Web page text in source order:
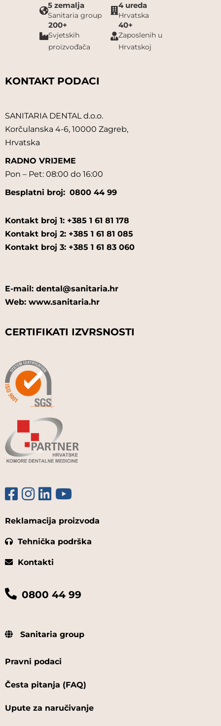
5 zemalja
Sanitaria group
4 ureda
Hrvatska
200+
Svjetskih
proizvođača
40+
Zaposlenih u
Hrvatskoj
KONTAKT PODACI
SANITARIA DENTAL d.o.o.
Korčulanska 4-6, 10000 Zagreb,
Hrvatska
RADNO VRIJEME
Pon – Pet: 08:00 do 16:00
Besplatni broj: 0800 44 99
Kontakt broj 1: +385 1 61 81 178
Kontakt broj 2: +385 1 61 81 085
Kontakt broj 3: +385 1 61 83 060
E-mail: dental@sanitaria.hr
Web: www.sanitaria.hr
CERTIFIKATI IZVRSNOSTI
Reklamacija proizvoda
Tehnička podrška
Kontakti
0800 44 99
Sanitaria group
Pravni podaci
Česta pitanja (FAQ)
Upute za naručivanje